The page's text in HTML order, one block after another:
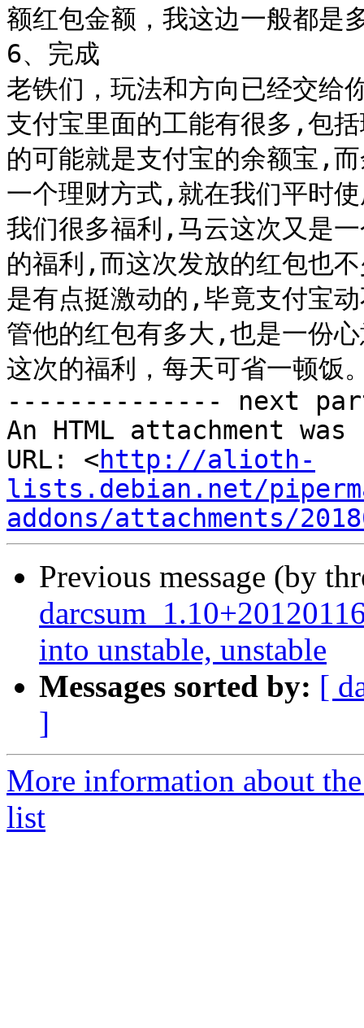
额红包金额，我这边一般都是
6、完成
老铁们，玩法和方向已经交给
支付宝里面的工能有很多,包
的可能就是支付宝的余额宝,
一个理财方式,就在我们平时
我们很多福利,马云这次又是
的福利,而这次发放的红包也
是有点挺激动的,毕竟支付宝
管他的红包有多大,也是一份
这次的福利，每天可省一顿饭
-------------- next
An HTML attachment
URL: <http://alioth-
lists.debian.net/
addons/attachments/
Previous message (by
into unstable, unstable
Messages sorted by: [
]
More information about
list